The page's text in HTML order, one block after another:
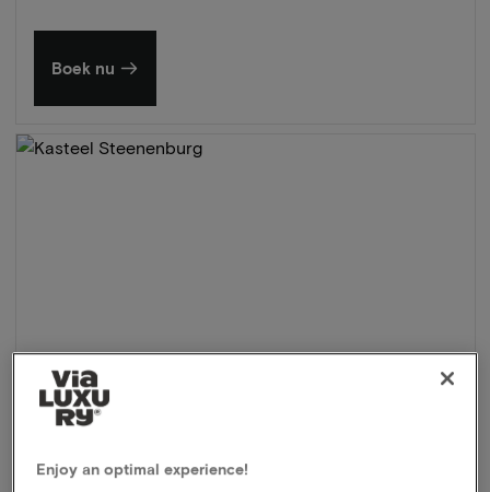
Boek nu
Kasteel Steenenburg★★★★
Enjoy an optimal experience!